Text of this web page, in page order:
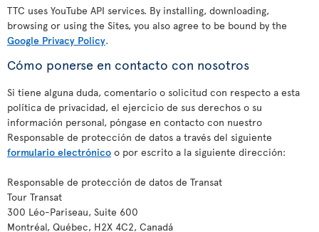
TTC uses YouTube API services. By installing, downloading,
browsing or using the Sites, you also agree to be bound by the
Google Privacy Policy.
Cómo ponerse en contacto con nosotros
Si tiene alguna duda, comentario o solicitud con respecto a esta
política de privacidad, el ejercicio de sus derechos o su
información personal, póngase en contacto con nuestro
Responsable de protección de datos a través del siguiente
formulario electrónico o por escrito a la siguiente dirección:
Responsable de protección de datos de Transat
Tour Transat
300 Léo-Pariseau, Suite 600
Montréal, Québec, H2X 4C2, Canadá